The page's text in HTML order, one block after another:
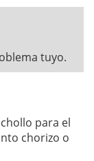
tuyo.
para el
chorizo o